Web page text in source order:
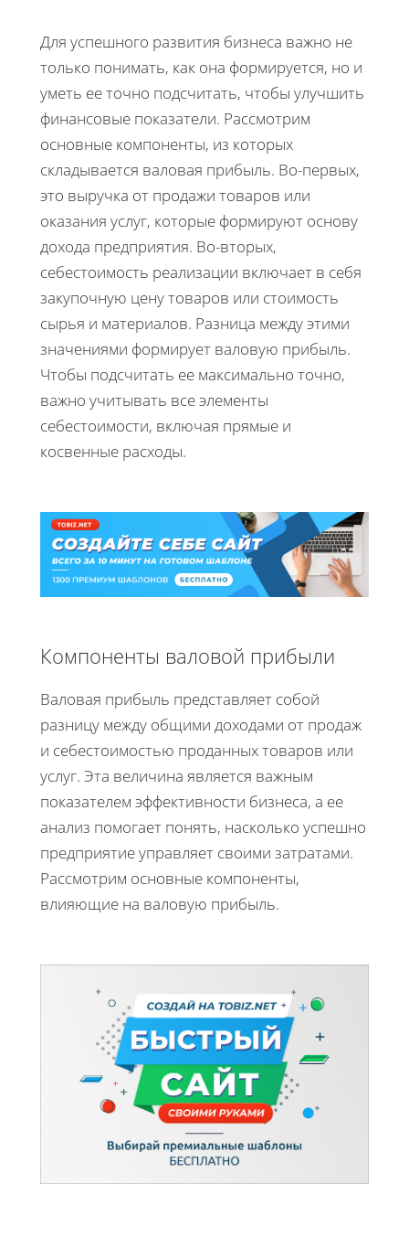
Для успешного развития бизнеса важно не
только понимать, как она формируется, но и
уметь ее точно подсчитать, чтобы улучшить
финансовые показатели. Рассмотрим
основные компоненты, из которых
складывается валовая прибыль. Во-первых,
это выручка от продажи товаров или
оказания услуг, которые формируют основу
дохода предприятия. Во-вторых,
себестоимость реализации включает в себя
закупочную цену товаров или стоимость
сырья и материалов. Разница между этими
значениями формирует валовую прибыль.
Чтобы подсчитать ее максимально точно,
важно учитывать все элементы
себестоимости, включая прямые и
косвенные расходы.
Компоненты валовой прибыли
Валовая прибыль представляет собой
разницу между общими доходами от продаж
и себестоимостью проданных товаров или
услуг. Эта величина является важным
показателем эффективности бизнеса, а ее
анализ помогает понять, насколько успешно
предприятие управляет своими затратами.
Рассмотрим основные компоненты,
влияющие на валовую прибыль.